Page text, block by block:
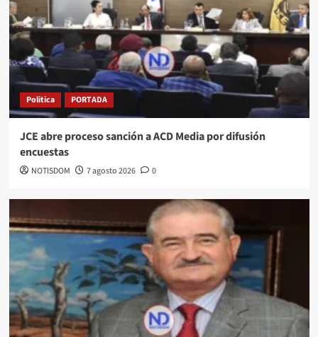
Politica PORTADA
JCE abre proceso sanción a ACD Media por difusión
encuestas
NOTISDOM 7 agosto 2026 0